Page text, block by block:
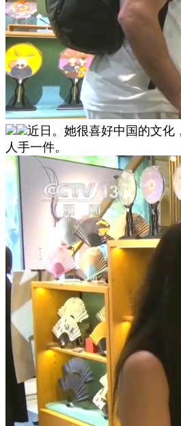
近日。她很喜好中国的文化
人手一件。